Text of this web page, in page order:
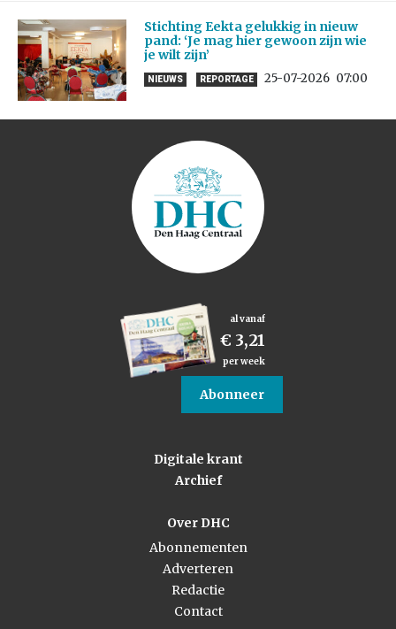
Stichting Eekta gelukkig in nieuw
pand: ‘Je mag hier gewoon zijn wie
je wilt zijn’
NIEUWS REPORTAGE 25-07-2026 07:00
al vanaf
€ 3,21
per week
Abonneer
Digitale krant
Archief
Over DHC
Abonnementen
Adverteren
Redactie
Contact